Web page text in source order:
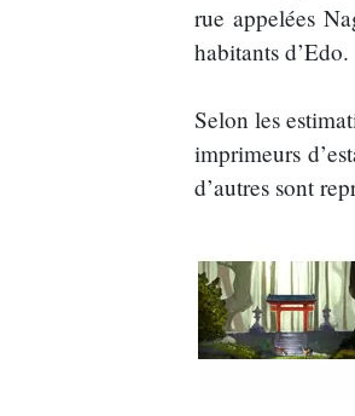
rue appelées
habitants d’Edo.
Selon les
imprimeurs
d’autres sont